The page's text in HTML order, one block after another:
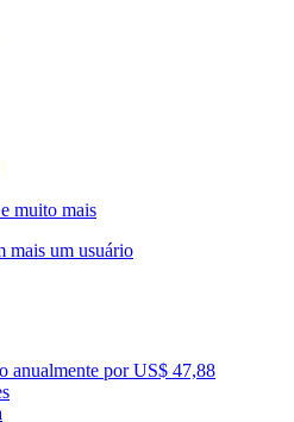
muito mais
mais um usuário
anualmente por US$ 47,88